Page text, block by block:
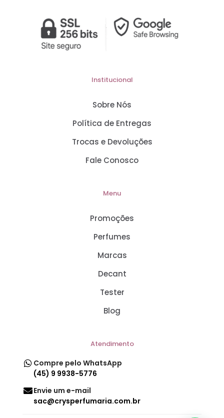
Institucional
Sobre Nós
Política de Entregas
Trocas e Devoluções
Fale Conosco
Menu
Promoções
Perfumes
Marcas
Decant
Tester
Blog
Atendimento
Compre pelo WhatsApp
(45) 9 9938-5776
Envie um e-mail
sac@crysperfumaria.com.br